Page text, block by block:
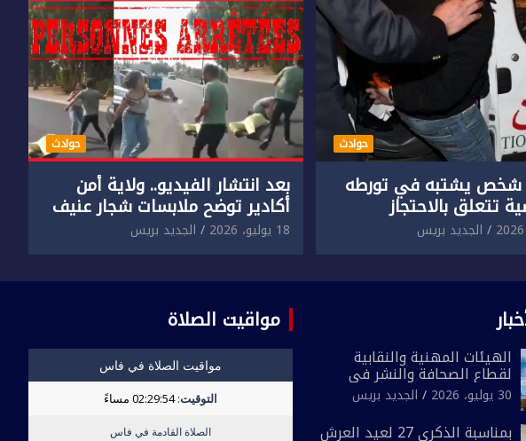
حوادث
شخص يشتبه في تورطه
تتعلق بالاحتجاز
بارتكاب اعتداء جنسي
إضرام النار عمدا.
الجديد بريس
حوادث
بعد انتشار الفيديو.. ولاية أمن
أكادير توضح ملابسات شجار عنيف
بين سائق وسيدتين
18 يوليو، 2026 الجديد بريس
الهيئات المهنية والنقابية
لقطاع الصحافة والنشر في
المغرب تعلن رفضها القاطع
لـ”أي أجندة انتخابية مُعدة على
مقاس سياسي ومصلحي ضيق”
30 يوليو، 2026 الجديد بريس
بمناسبة الذكرى 27 لعيد العرش
مواقيت الصلاة